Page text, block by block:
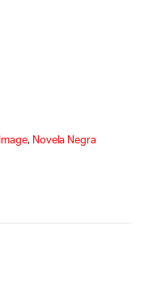
Image, Novela Negra